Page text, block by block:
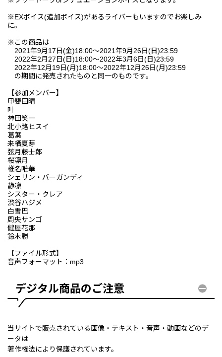
※EXボイス(追加ボイス)があるライバーもいますのでお楽しみ
に。
※この商品は
2021年9月17日(金)18:00〜2021年9月26日(日)23:59
2022年2月27日(日)18:00～2022年3月6日(日)23:59
2022年12月19日(月)18:00〜2022年12月26日(月)23:59
の期間に発売されたものと同一のものです。
【参加メンバー】
甲斐田晴
叶
神田笑一
北小路ヒスイ
葛葉
来栖夏芽
弦月藤士郎
桜凛月
椎名唯華
シェリン・バーガンディ
静凛
シスター・クレア
渋谷ハジメ
白雪巴
周央サンゴ
健屋花那
鈴木勝
【ファイル形式】
音声フォーマット：mp3
デジタル商品のご注意
当サイトで販売されている画像・テキスト・音声・動画などのデ
ータは
著作権法により保護されています。